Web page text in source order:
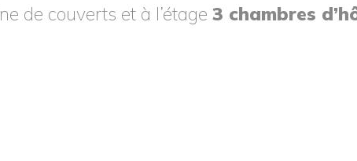
de couverts et à l’étage 3 chambres